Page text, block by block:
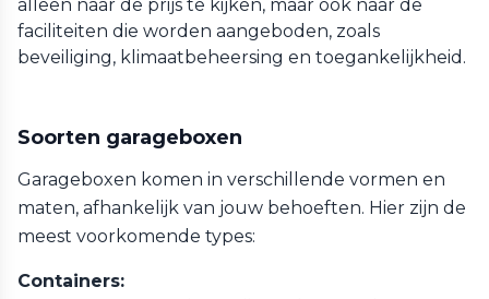
alleen naar de prijs te kijken, maar ook naar de
faciliteiten die worden aangeboden, zoals
beveiliging, klimaatbeheersing en toegankelijkheid.
Soorten garageboxen
Garageboxen komen in verschillende vormen en
maten, afhankelijk van jouw behoeften. Hier zijn de
meest voorkomende types:
Containers: